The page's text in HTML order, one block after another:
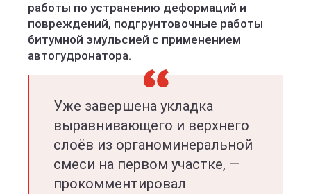
работы по устранению деформаций и
повреждений, подгрунтовочные работы
битумной эмульсией с применением
автогудронатора.
Уже завершена укладка
выравнивающего и верхнего
слоёв из органоминеральной
смеси на первом участке, —
прокомментировал